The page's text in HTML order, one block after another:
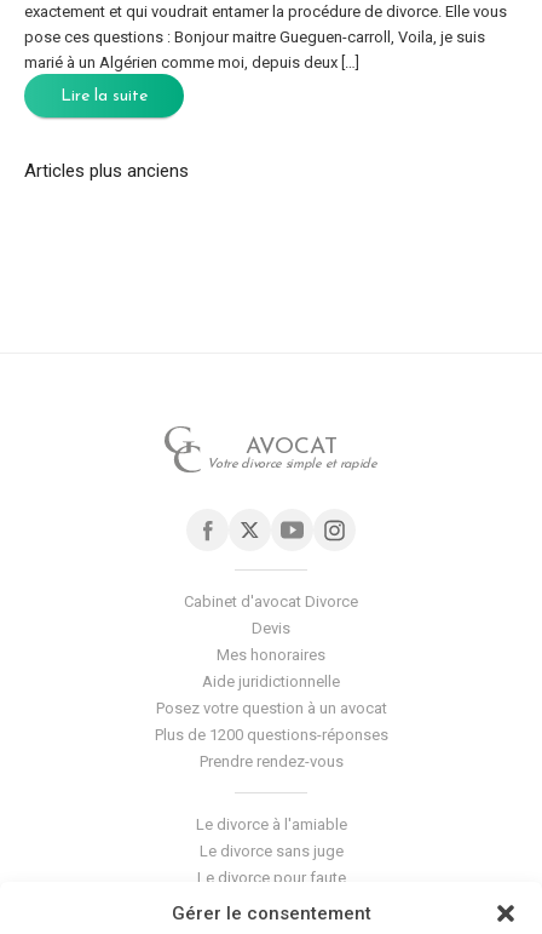
Gérer le consentement
exactement et qui voudrait entamer la procédure de divorce. Elle vous
pose ces questions : Bonjour maitre Gueguen-carroll, Voila, je suis
marié à un Algérien comme moi, depuis deux […]
Lire la suite
NAVIGATION
Articles plus anciens
AVOCAT
Votre divorce simple et rapide
Cabinet d'avocat Divorce
Devis
Mes honoraires
Aide juridictionnelle
Posez votre question à un avocat
Plus de 1200 questions-réponses
Prendre rendez-vous
Le divorce à l'amiable
Le divorce sans juge
Le divorce pour faute
Le divorce accepté